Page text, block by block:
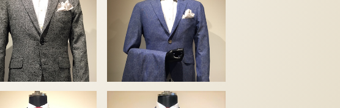
ドーメル
￥142,780
カノニコ
￥82,280